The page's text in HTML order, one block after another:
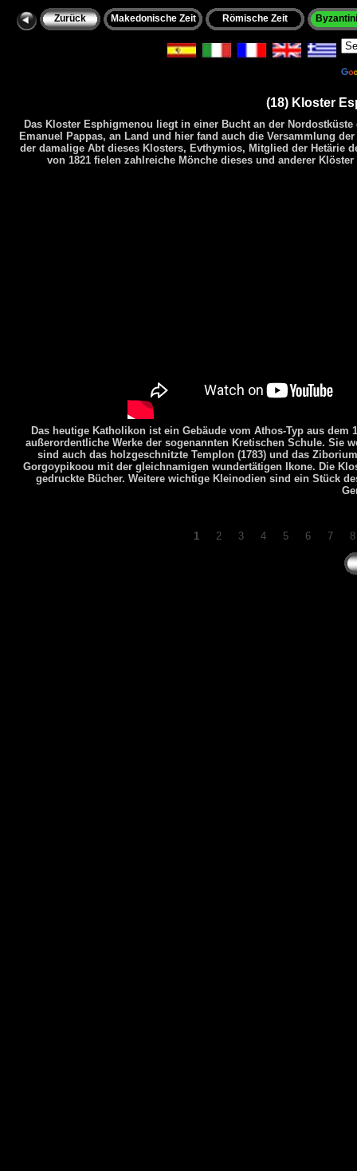
Zurück Makedonische Zeit Römische Zeit
1 2 3 4 5 6 7 8
(18) Kloster
Das Kloster Esphigmenou liegt in einer Bucht an der
Emanuel Pappas, an Land und hier fand auch die Versammlung
der damalige Abt dieses Klosters, Evthymios, Mitglied der Hetärie
von 1821 fielen zahlreiche Mönche dieses und anderer
Das heutige Katholikon ist ein Gebäude vom Athos-Typ aus
außerordentliche Werke der sogenannten Kretischen Schule. Sie
sind auch das holzgeschnitzte Templon (1783) und das
Gorgoypikoou mit der gleichnamigen wundertätigen Ikone. Die
gedruckte Bücher. Weitere wichtige Kleinodien sind ein Stück